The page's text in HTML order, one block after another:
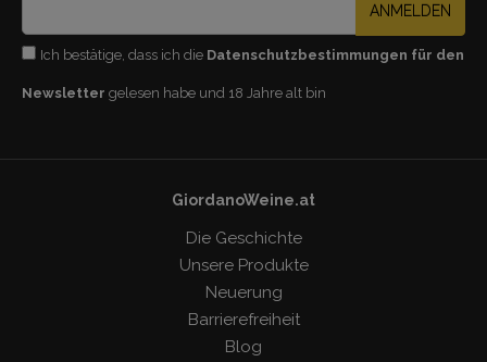
ANMELDEN
Ich bestätige, dass ich die Datenschutzbestimmungen für den
Newsletter gelesen habe und 18 Jahre alt bin
GiordanoWeine.at
Die Geschichte
Unsere Produkte
Neuerung
Barrierefreiheit
Blog